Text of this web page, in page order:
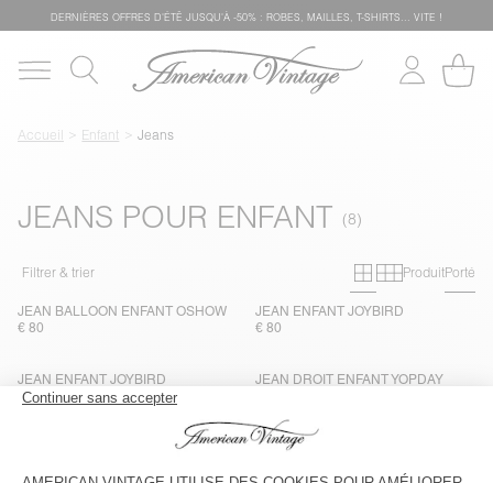
DERNIÈRES OFFRES D'ÉTÊ JUSQU'À -50% : ROBES, MAILLES, T-SHIRTS... VITE !
Accueil Enfant Jeans
JEANS POUR ENFANT
Filtrer & trier Grille
Grille
ProduitPorté
JEAN BALLOON ENFANT OSHOW
€ 80
JEAN ENFANT JOYBIRD
€ 80
JEAN ENFANT JOYBIRD
€ 80
JEAN DROIT ENFANT YOPDAY
JEAN DROIT ENFANT YOPDAY
JEAN DROIT ENFANT YOPDAY